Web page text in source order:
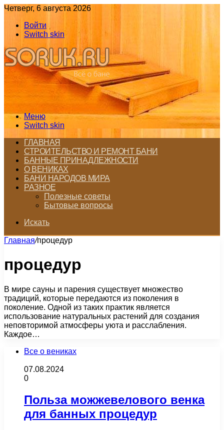
Четверг, 6 августа 2026
Войти
Switch skin
Меню
Switch skin
ГЛАВНАЯ
СТРОИТЕЛЬСТВО И РЕМОНТ БАНИ
БАННЫЕ ПРИНАДЛЕЖНОСТИ
О ВЕНИКАХ
БАНИ НАРОДОВ МИРА
РАЗНОЕ
Полезные советы
Бытовые вопросы
Искать
Главная/процедур
процедур
В мире сауны и парения существует множество
традиций, которые передаются из поколения в
поколение. Одной из таких практик является
использование натуральных растений для создания
неповторимой атмосферы уюта и расслабления.
Каждое…
Все о вениках
07.08.2024
0
Польза можжевелового венка
для банных процедур